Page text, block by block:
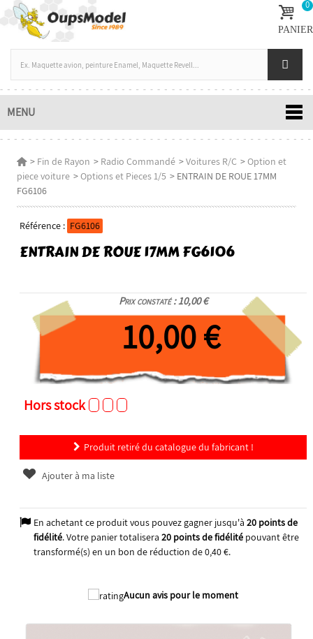
0
PANIER
MENU
> Fin de Rayon > Radio Commandé >Voitures R/C >Option et
piece voiture >Options et Pieces 1/5 > ENTRAIN DE ROUE 17MM
FG6106
Référence : FG6106
ENTRAIN DE ROUE 17MM FG6106
Prix constaté : 10,00 €
10,00 €
Hors stock
Produit retiré du catalogue du fabricant !
Ajouter à ma liste
En achetant ce produit vous pouvez gagner jusqu'à 20points de
fidélité. Votre panier totalisera 20points de fidélitépouvant être
transformé(s) en un bon de réduction de0,40 €.
Aucun avis pour le moment